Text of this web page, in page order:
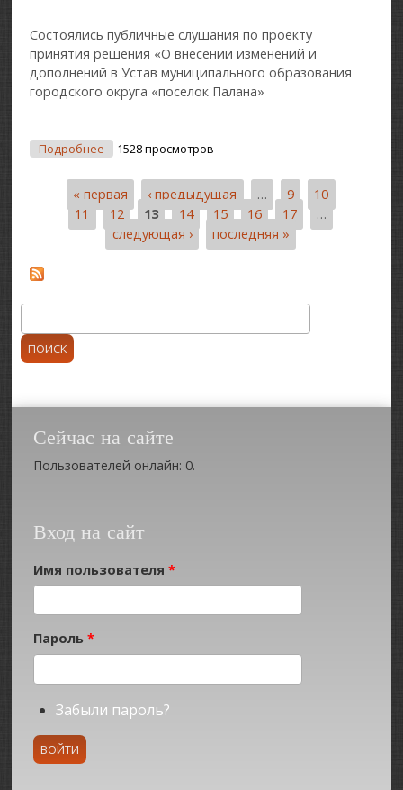
Состоялись публичные слушания по проекту
принятия решения «О внесении изменений и
дополнений в Устав муниципального образования
городского округа «поселок Палана»
Подробнее О Состоялись Публичные Слушания По Проекту
Дополнений В Устав Муниципального
Образования Городского Округа «поселок
Палана»
1528 просмотров
Страницы
« первая ‹ предыдущая … 9
10
11
12 13 14 15 16 17
…
следующая ›
последняя »
Форма поиска
Сейчас на сайте
Пользователей онлайн: 0.
Вход на сайт
Имя пользователя*
Пароль*
Забыли пароль?